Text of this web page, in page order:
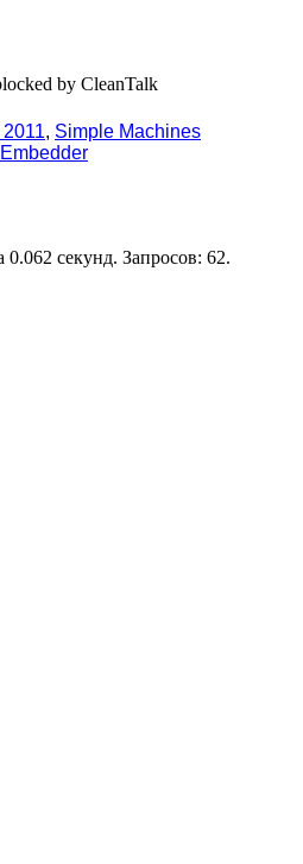
by CleanTalk
, Simple Machines
0.062 секунд. Запросов: 62.